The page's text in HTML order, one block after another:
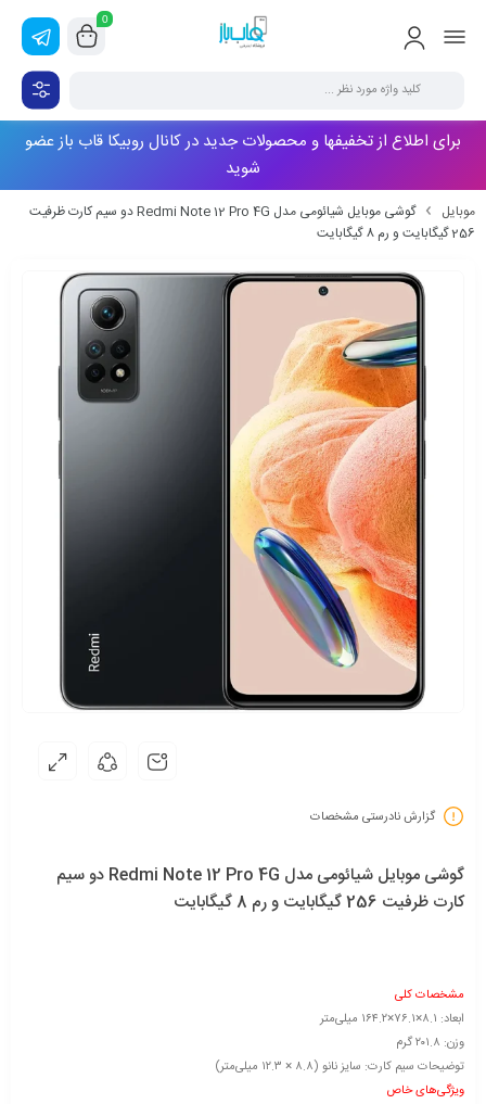
0
برای اطلاع از تخفیفها و محصولات جدید در کانال روبیکا قاب باز عضو
شوید
موبایل
گوشی موبایل شیائومی مدل Redmi Note 12 Pro 4G دو سیم کارت ظرفیت
256 گیگابایت و رم 8 گیگابایت
گزارش نادرستی مشخصات
گوشی موبایل شیائومی مدل Redmi Note 12 Pro 4G دو سیم
کارت ظرفیت 256 گیگابایت و رم 8 گیگابایت
مشخصات کلی
ابعاد: ۸.۱×۷۶.۱×۱۶۴.۲ میلی‌متر
وزن: ۲۰۱.۸ گرم
توضیحات سیم کارت: سایز نانو (۸.۸ × ۱۲.۳ میلی‌متر)
ویژگی‌های خاص